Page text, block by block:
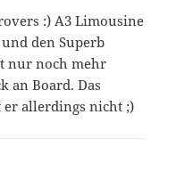
:) A3 Limousine
den Superb
nur noch mehr
an Board. Das
er allerdings nicht ;)